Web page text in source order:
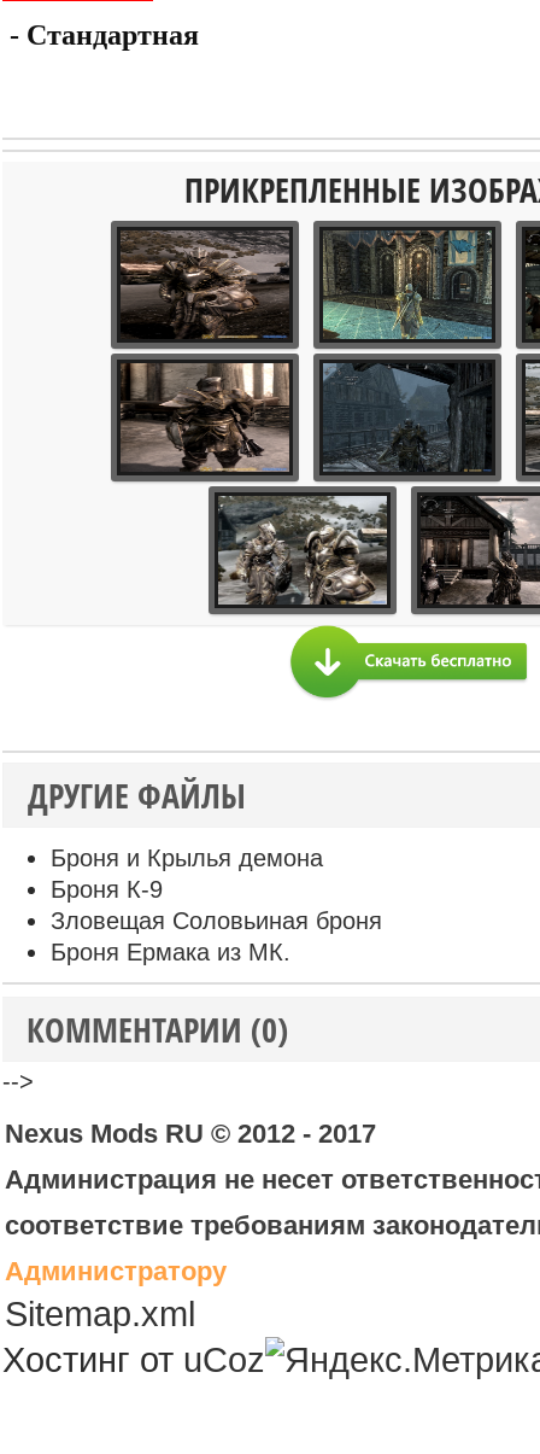
- Стандартная
ПРИКРЕПЛЕННЫЕ
ДРУГИЕ ФАЙЛЫ
Броня и Крылья демона
Броня К-9
Зловещая Соловьиная броня
Броня Ермака из МК.
КОММЕНТАРИИ (0)
-->
Nexus Mods RU © 2012 - 2017
Администрация не несет
соответствие требованиям
Администратору
Sitemap.xml
Хостинг от uCoz